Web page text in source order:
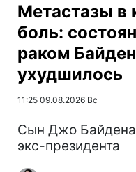
Метастазы в
боль:
раком
ухудшилось
11:25 09.08.2026 Вс
Сын Джо Байдена
экс-президента